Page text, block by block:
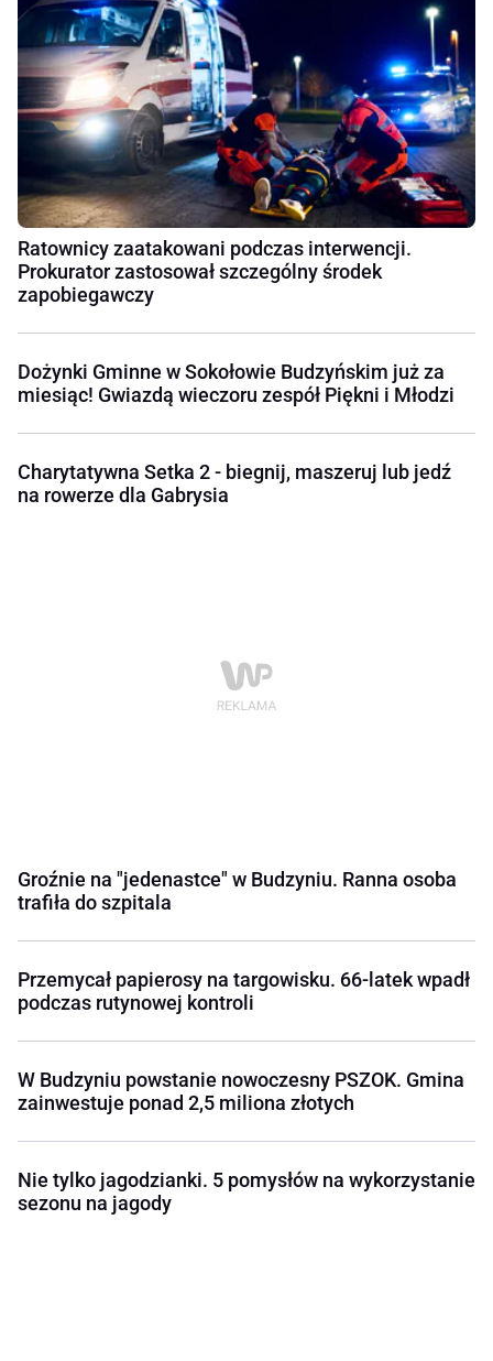
Ratownicy zaatakowani podczas interwencji.
Prokurator zastosował szczególny środek
zapobiegawczy
Dożynki Gminne w Sokołowie Budzyńskim już za
miesiąc! Gwiazdą wieczoru zespół Piękni i Młodzi
Charytatywna Setka 2 - biegnij, maszeruj lub jedź
na rowerze dla Gabrysia
Groźnie na "jedenastce" w Budzyniu. Ranna osoba
trafiła do szpitala
Przemycał papierosy na targowisku. 66-latek wpadł
podczas rutynowej kontroli
W Budzyniu powstanie nowoczesny PSZOK. Gmina
zainwestuje ponad 2,5 miliona złotych
Nie tylko jagodzianki. 5 pomysłów na wykorzystanie
sezonu na jagody